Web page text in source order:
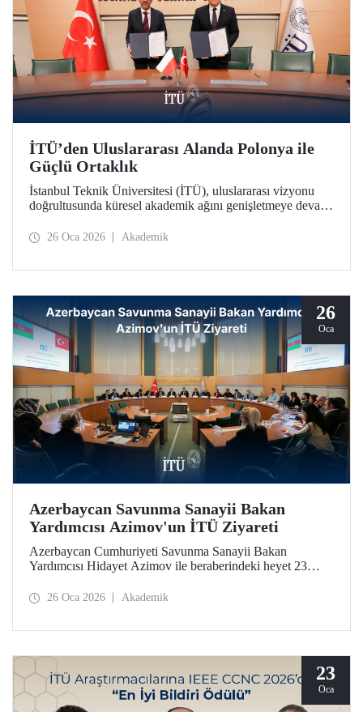
İTÜ’den Uluslararası Alanda Polonya ile
Güçlü Ortaklık
İstanbul Teknik Üniversitesi (İTÜ), uluslararası vizyonu
doğrultusunda küresel akademik ağını genişletmeye devam
Üniversitesi ile stratejik bir iş birliği protokolü imzalandı.
26 Oca 2026 Akademik
26
Oca
Azerbaycan Savunma Sanayii Bakan
Yardımcısı Azimov'un İTÜ Ziyareti
Azerbaycan Cumhuriyeti Savunma Sanayii Bakan
Yardımcısı Hidayet Azimov ile beraberindeki heyet 23
ziyarette bulundu.
26 Oca 2026 Akademik
23
Oca